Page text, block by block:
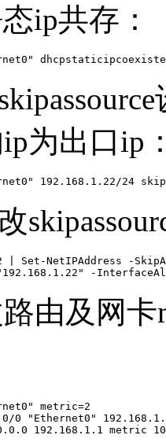
ip共存：
为出口ip
192.168.1.22/24
| Set-NetIPAddress -
-
由及网
metric=2
"Ethernet0"
192.168.1.1 metric